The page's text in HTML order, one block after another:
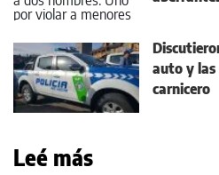
auto y las
carnicero
Leé más